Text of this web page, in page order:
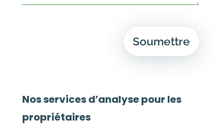
Soumettre
Nos services d’analyse pour les
propriétaires